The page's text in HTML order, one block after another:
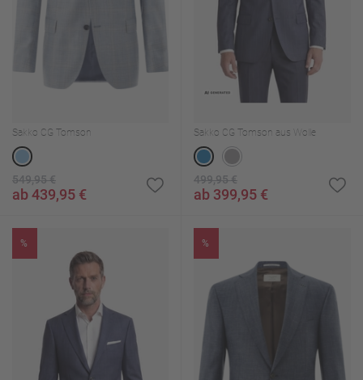
Sakko CG Tomson
549,95 €
ab 439,95 €
Sakko CG Tomson aus Wolle
499,95 €
ab 399,95 €
% %